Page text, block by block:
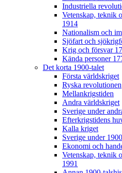
Industriella
Vetenskap, teknik
1914
Nationalism och
Sjöfart och
Krig och försvar
Kända personer
Det korta 1900-talet
Första världskriget
Ryska revolutionen
Mellankrigstiden
Andra världskriget
Sverige under
Efterkrigstidens
Kalla kriget
Sverige under
Ekonomi och
Vetenskap, teknik
1991